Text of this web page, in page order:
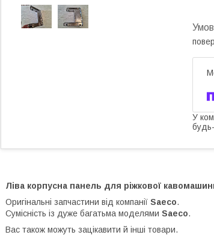
У
Ліва корпусна панель для ріжкової
Оригінальні запчастини від компанії Saeco.
Сумісність із дуже багатьма моделями Saeco.
Вас також можуть зацікавити й інші товари.